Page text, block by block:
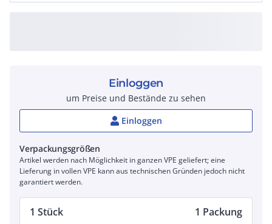
Einloggen
um Preise und Bestände zu sehen
Einloggen
Verpackungsgrößen
Artikel werden nach Möglichkeit in ganzen VPE geliefert; eine
Lieferung in vollen VPE kann aus technischen Gründen jedoch nicht
garantiert werden.
1 Stück 1 Packung